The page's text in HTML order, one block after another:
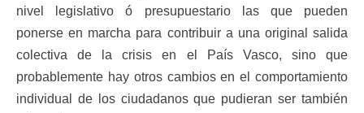
nivel legislativo ó presupuestario las que pueden
ponerse en marcha para contribuir a una original salida
colectiva de la crisis en el País Vasco, sino que
probablemente hay otros cambios en el comportamiento
individual de los ciudadanos que pudieran ser también